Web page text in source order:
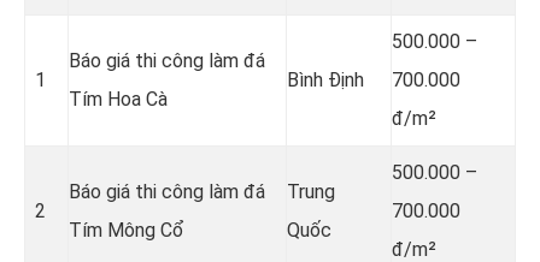
1
Báo giá thi công làm đá
Tím Hoa Cà
Bình Định
500.000 –
700.000
đ/m²
2
Báo giá thi công làm đá
Tím Mông Cổ
Trung
Quốc
500.000 –
700.000
đ/m²